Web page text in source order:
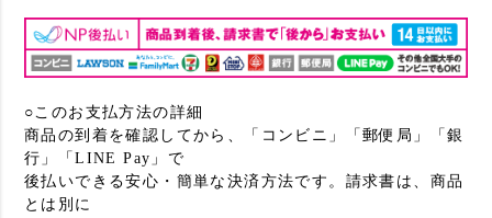
○このお支払方法の詳細
商品の到着を確認してから、「コンビニ」「郵便局」「銀
行」「LINE Pay」で
後払いできる安心・簡単な決済方法です。請求書は、商品
とは別に